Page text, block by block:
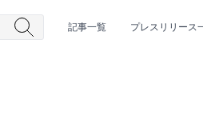
記事一覧 プレスリリース